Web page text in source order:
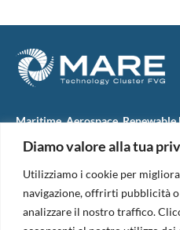
Diamo valore alla tua
Utilizziamo i cookie per
navigazione, offrirti pubblicità
analizzare il nostro traffico.
Maritime, Aerospace, Renewable
M.A.R.E. TC FVG S.c.ar.l.
34074 Monfalcone (Italy)
tel. +39 0481 723440
Codice Fiscale e Partita Iva:
PEC:marefvg@legalmail.it